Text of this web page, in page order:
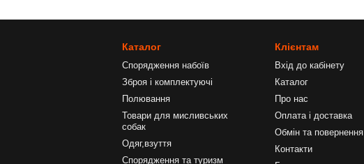
Каталог
Спорядження набоїв
Зброя і комплектуючі
Полювання
Товари для мисливських
собак
Одяг,взуття
Спорядження та туризм
Клієнтам
Вхід до кабінету
Каталог
Про нас
Оплата і доставка
Обмін та повернення
Контакти